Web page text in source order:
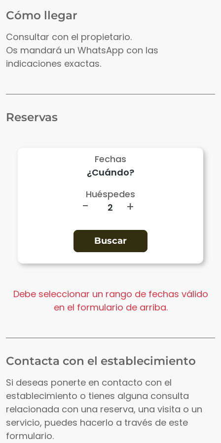
Cómo llegar
Consultar con el propietario.
Os mandará un WhatsApp con las
indicaciones exactas.
Reservas
Fechas
Huéspedes
- +
Debe seleccionar un rango de fechas válido
en el formulario de arriba.
Contacta con el establecimiento
Si deseas ponerte en contacto con el
establecimiento o tienes alguna consulta
relacionada con una reserva, una visita o un
servicio, puedes hacerlo a través de este
formulario.